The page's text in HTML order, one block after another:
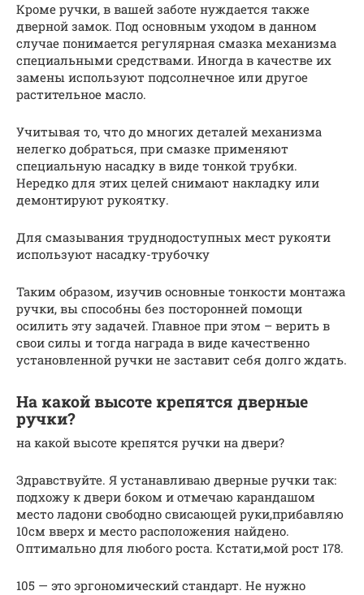
Кроме ручки, в вашей заботе нуждается также
дверной замок. Под основным уходом в данном
случае понимается регулярная смазка механизма
специальными средствами. Иногда в качестве их
замены используют подсолнечное или другое
растительное масло.
Учитывая то, что до многих деталей механизма
нелегко добраться, при смазке применяют
специальную насадку в виде тонкой трубки.
Нередко для этих целей снимают накладку или
демонтируют рукоятку.
Для смазывания труднодоступных мест рукояти
используют насадку-трубочку
Таким образом, изучив основные тонкости монтажа
ручки, вы способны без посторонней помощи
осилить эту задачей. Главное при этом – верить в
свои силы и тогда награда в виде качественно
установленной ручки не заставит себя долго ждать.
На какой высоте крепятся дверные
ручки?
на какой высоте крепятся ручки на двери?
Здравствуйте. Я устанавливаю дверные ручки так:
подхожу к двери боком и отмечаю карандашом
место ладони свободно свисающей руки,прибавляю
10см вверх и место расположения найдено.
Оптимально для любого роста. Кстати,мой рост 178.
105 — это эргономический стандарт. Не нужно